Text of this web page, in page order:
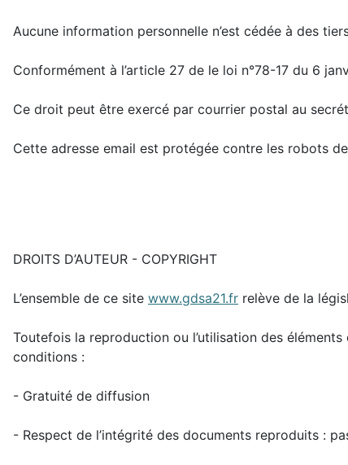
Aucune information personnelle n’est cédée à des
Conformément à l’article 27 de le loi n°78-17 du 6
Ce droit peut être exercé par courrier postal au
Cette adresse email est protégée contre les robots
DROITS D’AUTEUR - COPYRIGHT
L’ensemble de ce site www.gdsa21.fr relève de la
Toutefois la reproduction ou l’utilisation des
conditions :
- Gratuité de diffusion
- Respect de l’intégrité des documents reproduits :